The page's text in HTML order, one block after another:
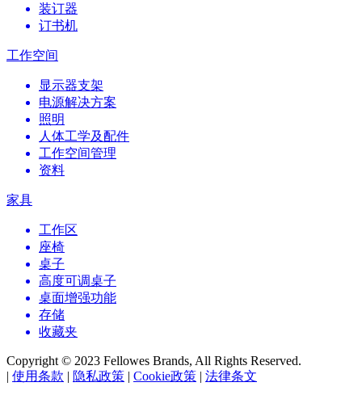
装订器
订书机
工作空间
显示器支架
电源解决方案
照明
人体工学及配件
工作空间管理
资料
家具
工作区
座椅
桌子
高度可调桌子
桌面增强功能
存储
收藏夹
Copyright © 2023 Fellowes Brands, All Rights Reserved.
| 使用条款 | 隐私政策 | Cookie政策 | 法律条文